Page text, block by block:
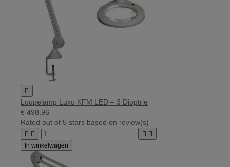

Loupelamp Luxo KFM LED – 3 Dioptrie
€ 498,96
Rated out of 5 stars based on review(s)
   
In winkelwagen